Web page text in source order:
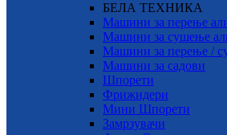
БЕЛА ТЕХНИКА
Машини за перење
Машини за сушење
Машини за перење /
Машини за садови
Шпорети
Фрижидери
Мини Шпорети
Замрзувачи